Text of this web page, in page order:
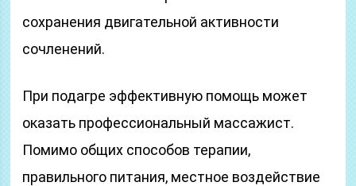
сохранения двигательной активности
сочленений.
При подагре эффективную помощь может
оказать профессиональный массажист.
Помимо общих способов терапии,
правильного питания, местное воздействие